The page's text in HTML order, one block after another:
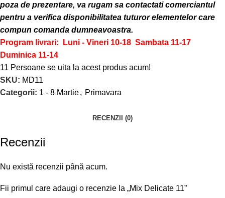
poza de prezentare, va rugam sa contactati comerciantul
pentru a verifica disponibilitatea tuturor elementelor care
compun comanda dumneavoastra.
Program livrari: Luni - Vineri 10-18 Sambata 11-17
Duminica 11-14
11 Persoane se uita la acest produs acum!
SKU: MD11
Categorii: 1 - 8 Martie, Primavara
RECENZII (0)
Recenzii
Nu există recenzii până acum.
Fii primul care adaugi o recenzie la „Mix Delicate 11”